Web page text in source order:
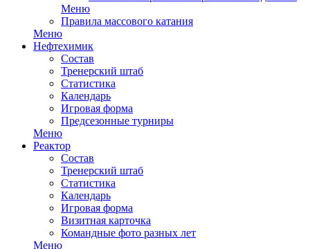
Меню
Правила массового катания
Меню
Нефтехимик
Состав
Тренерский штаб
Статистика
Календарь
Игровая форма
Предсезонные турниры
Меню
Реактор
Состав
Тренерский штаб
Статистика
Календарь
Игровая форма
Визитная карточка
Командные фото разных лет
Меню